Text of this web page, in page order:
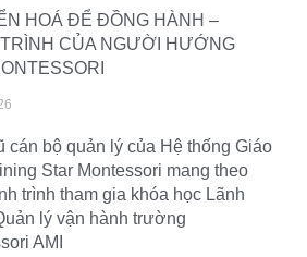
HOÁ ĐỂ ĐỒNG HÀNH –
CỦA NGƯỜI HƯỚNG
cán bộ quản lý của Hệ thống Giáo
Star Montessori mang theo
trình tham gia khóa học Lãnh
lý vận hành trường
AMI